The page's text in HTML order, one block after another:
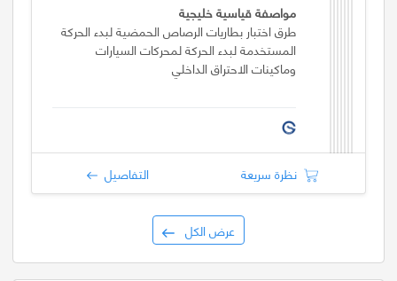
مواصفة قياسية خليجية
طرق اختبار بطاريات الرصاص الحمضية لبدء الحركة
المستخدمة لبدء الحركة لمحركات السيارات
وماكينات الاحتراق الداخلي
نظرة سريعة التفاصيل
عرض الكل